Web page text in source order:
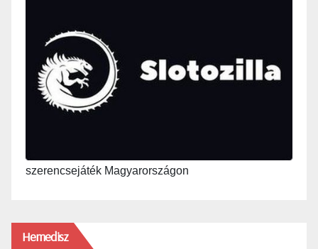
szerencsejáték Magyarországon
Hemedisz